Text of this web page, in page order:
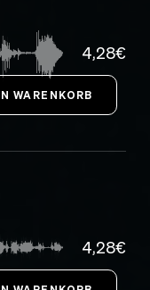
4,28€
4,28€